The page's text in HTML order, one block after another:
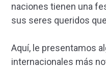
naciones tienen una
sus seres queridos
Aquí, le presentamos
internacionales más